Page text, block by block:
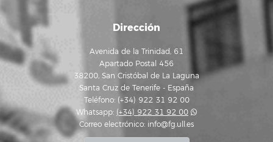
Dirección
Avenida de la Trinidad, 61
Apartado Postal 456
38200, San Cristóbal de La Laguna
Santa Cruz de Tenerife - España
Teléfono: (+34) 922 31 92 00
Whatsapp: (+34) 922 31 92 00
Correo electrónico: info@fg.ull.es